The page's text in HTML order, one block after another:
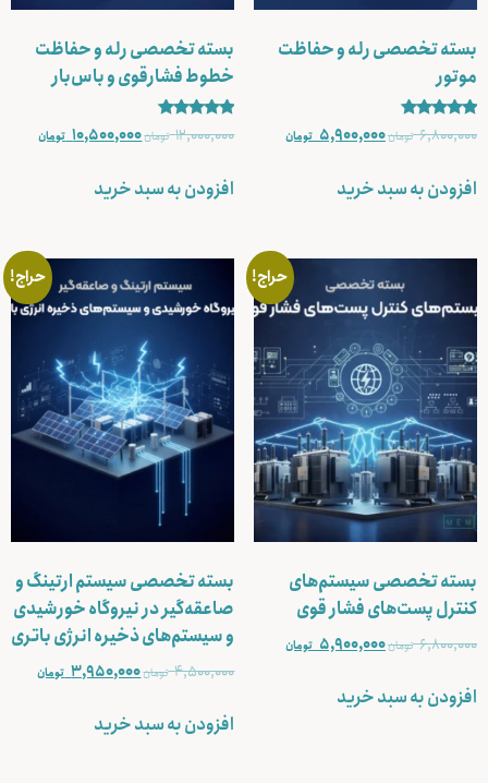
بسته تخصصی رله و حفاظت
موتور
5.00
6,800,000 تومان5,900,000 تومان
افزودن به سبد خرید
بسته تخصصی رله و حفاظت
خطوط فشارقوی و باس‌بار
5.00
12,000,000 تومان10,500,000 تومان
افزودن به سبد خرید
حراج!
بسته تخصصی سیستم‌های
کنترل پست‌های فشار قوی
6,800,000 تومان5,900,000 تومان
افزودن به سبد خرید
حراج!
بسته تخصصی سیستم ارتینگ و
صاعقه‌گیر در نیروگاه خورشیدی
و سیستم‌های ذخیره انرژی باتری
4,500,000 تومان3,950,000 تومان
افزودن به سبد خرید